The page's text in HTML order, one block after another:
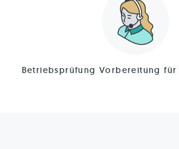
Betriebsprüfung Vorbereitung für